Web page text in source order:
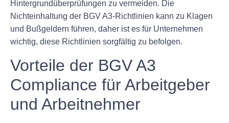
Hintergrundüberprüfungen zu vermeiden. Die
Nichteinhaltung der BGV A3-Richtlinien kann zu Klagen
und Bußgeldern führen, daher ist es für Unternehmen
wichtig, diese Richtlinien sorgfältig zu befolgen.
Vorteile der BGV A3
Compliance für Arbeitgeber
und Arbeitnehmer